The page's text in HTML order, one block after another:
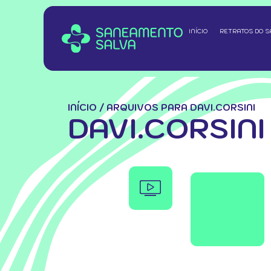
INÍCIO RETRATOS DO
INÍCIO / ARQUIVOS PARA DAVI.CORSINI
DAVI.CORSINI